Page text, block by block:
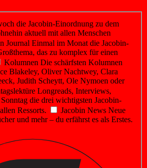
die Jacobin-Einordnung zu dem
aktuell mit allen Menschen
Journal Einmal im Monat die Jacobin-
das zu komplex für einen
Kolumnen Die schärfsten Kolumnen
Blakeley, Oliver Nachtwey, Clara
Judith Scheytt, Ole Nymoen oder
Longreads, Interviews,
die drei wichtigsten Jacobin-
Ressorts.
Jacobin News Neue
und mehr – du erfährst es als Erstes.